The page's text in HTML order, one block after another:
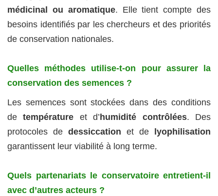
médicinal ou aromatique. Elle tient compte des
besoins identifiés par les chercheurs et des priorités
de conservation nationales.
Quelles méthodes utilise-t-on pour assurer la
conservation des semences ?
Les semences sont stockées dans des conditions
detempérature et d’ humidité contrôlées. Des
protocoles de dessiccation et de
lyophilisation
garantissent leur viabilité à long terme.
Quels partenariats le conservatoire entretient-il
avec d’autres acteurs ?